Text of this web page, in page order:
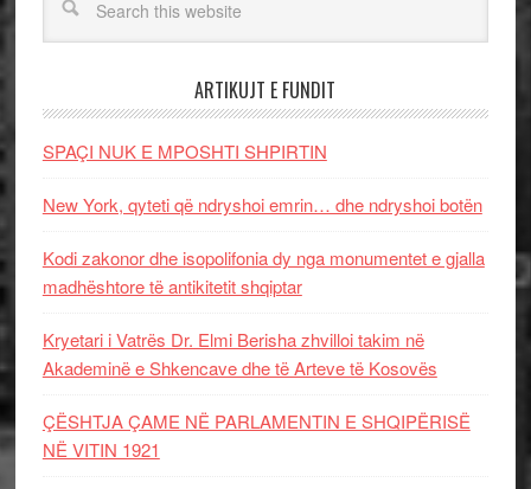
ARTIKUJT E FUNDIT
SPAÇI NUK E MPOSHTI SHPIRTIN
New York, qyteti që ndryshoi emrin… dhe ndryshoi botën
Kodi zakonor dhe isopolifonia dy nga monumentet e gjalla
madhështore të antikitetit shqiptar
Kryetari i Vatrës Dr. Elmi Berisha zhvilloi takim në
Akademinë e Shkencave dhe të Arteve të Kosovës
ÇËSHTJA ÇAME NË PARLAMENTIN E SHQIPËRISË
NË VITIN 1921